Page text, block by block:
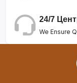
24/7
We Ensure